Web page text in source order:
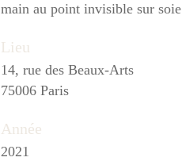
main au point invisible sur soie
Lieu
14, rue des Beaux-Arts
75006 Paris
Année
2021